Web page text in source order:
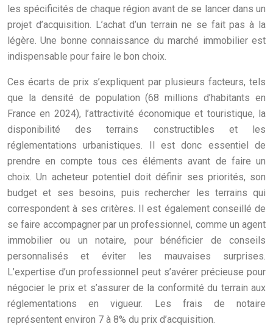
les spécificités de chaque région avant de se lancer dans un
projet d’acquisition. L’achat d’un terrain ne se fait pas à la
légère. Une bonne connaissance du marché immobilier est
indispensable pour faire le bon choix.
Ces écarts de prix s’expliquent par plusieurs facteurs, tels
que la densité de population (68 millions d’habitants en
France en 2024), l’attractivité économique et touristique, la
disponibilité des terrains constructibles et les
réglementations urbanistiques. Il est donc essentiel de
prendre en compte tous ces éléments avant de faire un
choix. Un acheteur potentiel doit définir ses priorités, son
budget et ses besoins, puis rechercher les terrains qui
correspondent à ses critères. Il est également conseillé de
se faire accompagner par un professionnel, comme un agent
immobilier ou un notaire, pour bénéficier de conseils
personnalisés et éviter les mauvaises surprises.
L’expertise d’un professionnel peut s’avérer précieuse pour
négocier le prix et s’assurer de la conformité du terrain aux
réglementations en vigueur. Les frais de notaire
représentent environ 7 à 8% du prix d’acquisition.